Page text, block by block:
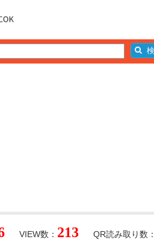
QR読み取り数：
VIEW数： 213